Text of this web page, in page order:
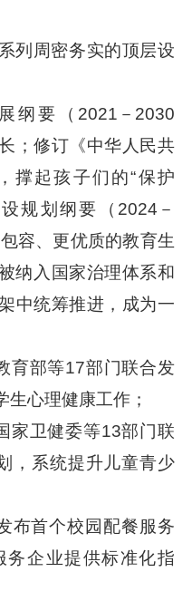
列周密务实的顶层设
纲要（2021－2030
；修订《中华人民共
撑起孩子们的“保护
规划纲要（2024－
容、更优质的教育生
纳入国家治理体系和
中统筹推进，成为一
育部等17部门联合发
心理健康工作；
家卫健委等13部门联
，系统提升儿童青少
布首个校园配餐服务
务企业提供标准化指